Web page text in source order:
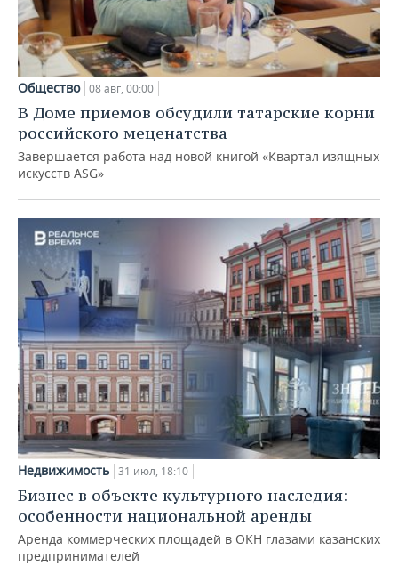
Общество 08 авг, 00:00
В Доме приемов обсудили татарские корни
российского меценатства
Завершается работа над новой книгой «Квартал изящных
искусств ASG»
Недвижимость 31 июл, 18:10
Бизнес в объекте культурного наследия:
особенности национальной аренды
Аренда коммерческих площадей в ОКН глазами казанских
предпринимателей